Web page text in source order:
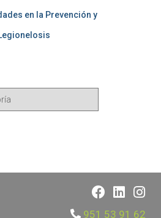
en la Prevención y
951 53 91 62